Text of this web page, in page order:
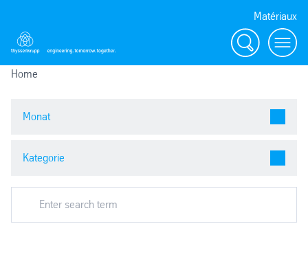
Matériaux
Search menu
Home